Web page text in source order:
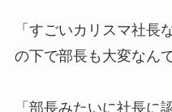
「すごいカリスマ社長
の下で部長も大変なん
「部長みたいに社長に